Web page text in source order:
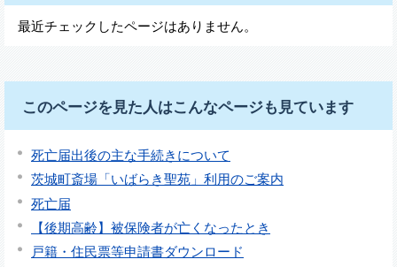
最近チェックしたページはありません。
このページを見た人はこんなページも見ています
死亡届出後の主な手続きについて
茨城町斎場「いばらき聖苑」利用のご案内
死亡届
【後期高齢】被保険者が亡くなったとき
戸籍・住民票等申請書ダウンロード